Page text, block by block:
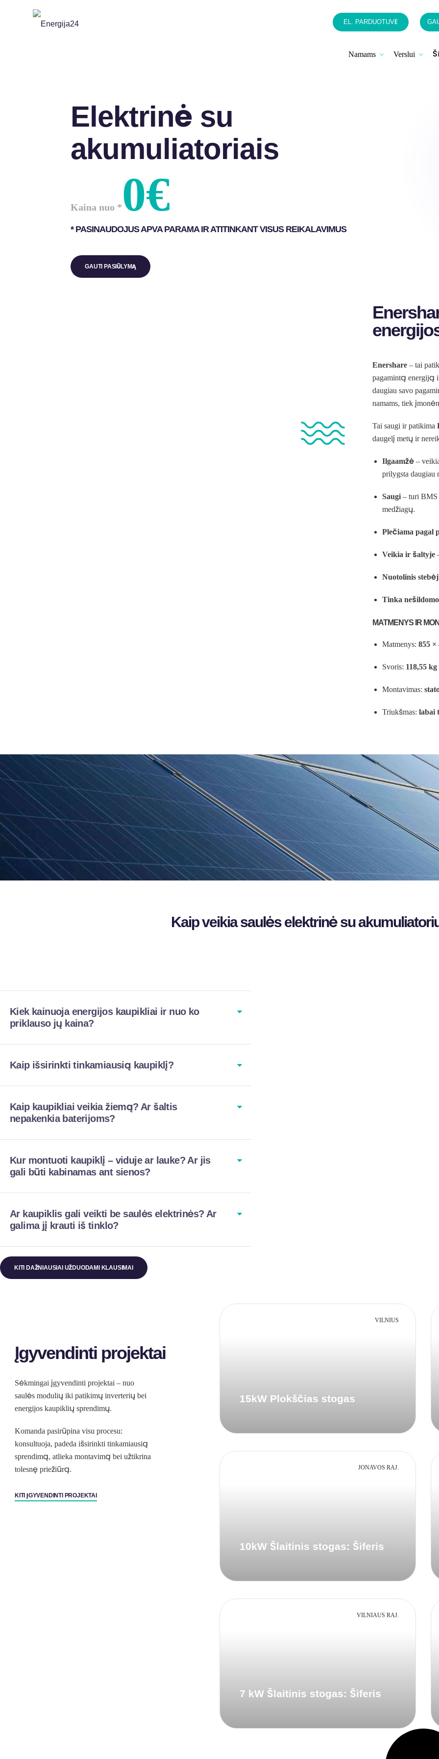
EL. PARDUOTUVĖ
Namams Verslui
Elektrinė su
akumuliatoriais
Kaina nuo *0€
* PASINAUDOJUS APVA PARAMA IR ATITINKANT VISUS REIKALAVIMUS
GAUTI PASIŪLYMĄ
Enershare– tai
pagamintą energiją
daugiau savo
namams, tiek
Tai saugi ir patikima
daugelį metų ir
Ilgaamžė–
prilygsta daugiau
Saugi– turi BMS
medžiagų.
Plečiama pagal
Veikia ir šaltyje
Nuotolinis
Tinka
MATMENYS IR
Matmenys: 855 ×
Svoris: 118,55 kg
Montavimas:
Triukšmas: labai
Kaip veikia saulės elektrinė su
Kiek kainuoja energijos kaupikliai ir nuo ko
priklauso jų kaina?
Kaip išsirinkti tinkamiausią kaupiklį?
Kaip kaupikliai veikia žiemą? Ar šaltis
nepakenkia baterijoms?
Kur montuoti kaupiklį – viduje ar lauke? Ar jis
gali būti kabinamas ant sienos?
Ar kaupiklis gali veikti be saulės elektrinės? Ar
galima jį krauti iš tinklo?
KITI DAŽNIAUSIAI UŽDUODAMI KLAUSIMAI
Įgyvendinti projektai
Sėkmingai įgyvendinti projektai – nuo
saulės modulių iki patikimų inverterių bei
energijos kaupiklių sprendimų.
Komanda pasirūpina visu procesu:
konsultuoja, padeda išsirinkti tinkamiausią
sprendimą, atlieka montavimą bei užtikrina
tolesnę priežiūrą.
KITI ĮGYVENDINTI PROJEKTAI
VILNIUS
15kW Plokščias stogas
JONAVOS RAJ.
10kW Šlaitinis stogas: Šiferis
VILNIAUS RAJ.
7 kW Šlaitinis stogas: Šiferis